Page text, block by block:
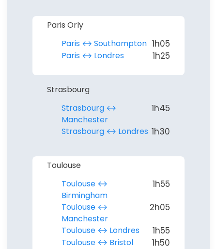
Paris Orly
Paris ↔︎ Southampton 1h05
Paris ↔︎ Londres 1h25
Strasbourg
Strasbourg ↔︎
Manchester
1h45
Strasbourg ↔︎ Londres 1h30
Toulouse
Toulouse ↔︎
Birmingham
1h55
Toulouse ↔︎
Manchester
2h05
Toulouse ↔︎ Londres 1h55
Toulouse ↔︎ Bristol 1h50